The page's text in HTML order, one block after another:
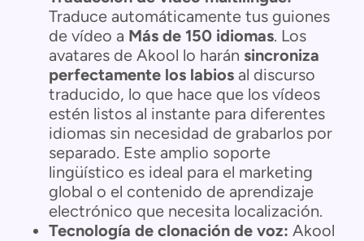
Traduce automáticamente tus guiones
de vídeo a Más de 150 idiomas. Los
avatares de Akool lo harán sincroniza
perfectamente los labios al discurso
traducido, lo que hace que los vídeos
estén listos al instante para diferentes
idiomas sin necesidad de grabarlos por
separado. Este amplio soporte
lingüístico es ideal para el marketing
global o el contenido de aprendizaje
electrónico que necesita localización.
Tecnología de clonación de voz: Akool